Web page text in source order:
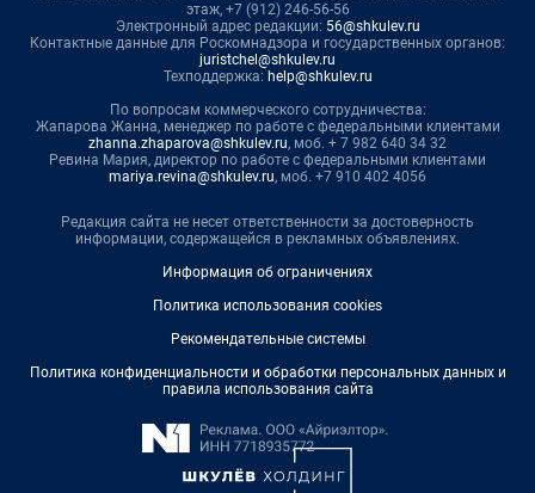
этаж, +7 (912) 246-56-56
Электронный адрес редакции: 56@shkulev.ru
Контактные данные для Роскомнадзора и государственных органов:
juristchel@shkulev.ru
Техподдержка: help@shkulev.ru
По вопросам коммерческого сотрудничества:
Жапарова Жанна, менеджер по работе с федеральными клиентами
zhanna.zhaparova@shkulev.ru, моб. + 7 982 640 34 32
Ревина Мария, директор по работе с федеральными клиентами
mariya.revina@shkulev.ru, моб. +7 910 402 4056
Редакция сайта не несет ответственности за достоверность
информации, содержащейся в рекламных объявлениях.
Информация об ограничениях
Политика использования cookies
Рекомендательные системы
Политика конфиденциальности и обработки персональных данных и
правила использования сайта